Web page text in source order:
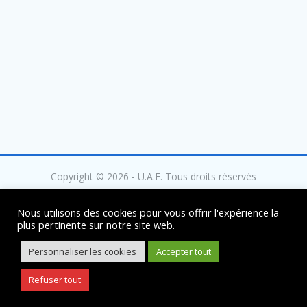
Copyright © 2026 - U.A.E. Tous droits réservés
Mentions légales
Politique de confidentialité
Nous utilisons des cookies pour vous offrir l'expérience la
plus pertinente sur notre site web.
Personnaliser les cookies Accepter tout
Refuser tout